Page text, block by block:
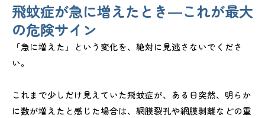
飛蚊症が急に増えたとき―これが最大
の危険サイン
「急に増えた」という変化を、絶対に見逃さないでくださ
い。
これまで少しだけ見えていた飛蚊症が、ある日突然、明らか
に数が増えたと感じた場合は、網膜裂孔や網膜剥離などの重